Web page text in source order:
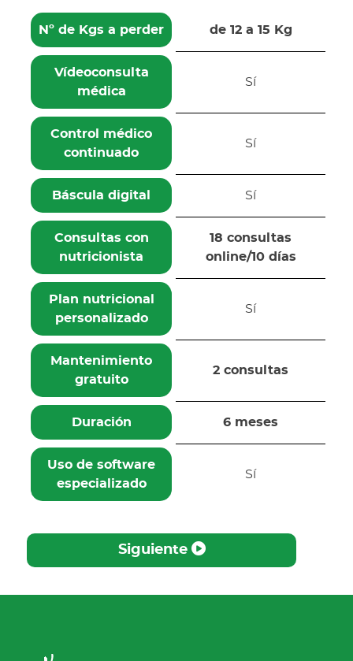
Nº de Kgs a perder de 12 a 15 Kg
Vídeoconsulta
médica
Sí
Control médico
continuado
Sí
Báscula digital Sí
Consultas con
nutricionista
18 consultas
online/10 días
Plan nutricional
personalizado
Sí
Mantenimiento
gratuito
2 consultas
Duración 6 meses
Uso de software
especializado
Sí
Siguiente